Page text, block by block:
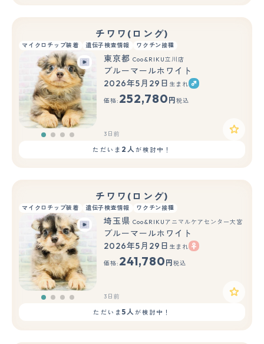
チワワ(ロング)
マイクロチップ装着 遺伝子検査情報 ワクチン接種
東京都 Coo&RIKU立川店
ブルーマールホワイト
2026年5月29日 生まれ
価格: 252,780 円 税込
3日前
ただいま 2人が検討中！
チワワ(ロング)
マイクロチップ装着 遺伝子検査情報 ワクチン接種
埼玉県 Coo&RIKUアニマルケアセンター大宮
ブルーマールホワイト
2026年5月29日 生まれ
価格: 241,780 円 税込
3日前
ただいま 5人が検討中！